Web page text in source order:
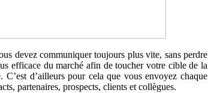
devez communiquer toujours plus vite, sans perdre
efficace du marché afin de toucher votre cible de la
C’est d’ailleurs pour cela que vous envoyez chaque
partenaires, prospects, clients et collègues.